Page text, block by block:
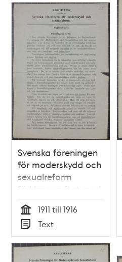
Svenska föreningen
för moderskydd och
sexualreform
förklarar syftet med
sin verksamhet -
flygblad n:o 1
Tid
1911 till 1916
Typ
Text